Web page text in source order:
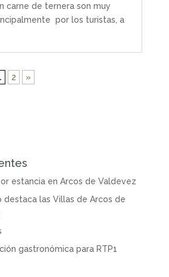
carne de ternera son muy
por los turistas, a
2 »
estancia en Arcos de Valdevez
destaca las Villas de Arcos de
gastronómica para RTP1